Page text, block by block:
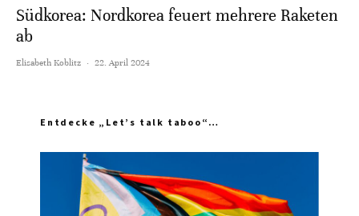
Südkorea: Nordkorea feuert mehrere Raketen
ab
Elisabeth Koblitz · 22. April 2024
Entdecke „Let’s talk taboo“…